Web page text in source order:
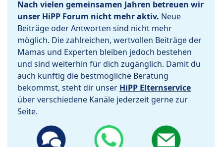
Nach vielen gemeinsamen Jahren betreuen wir
unser HiPP Forum nicht mehr aktiv. Neue
Beiträge oder Antworten sind nicht mehr
möglich. Die zahlreichen, wertvollen Beiträge der
Mamas und Experten bleiben jedoch bestehen
und sind weiterhin für dich zugänglich. Damit du
auch künftig die bestmögliche Beratung
bekommst, steht dir unser HiPP Elternservice
über verschiedene Kanäle jederzeit gerne zur
Seite.